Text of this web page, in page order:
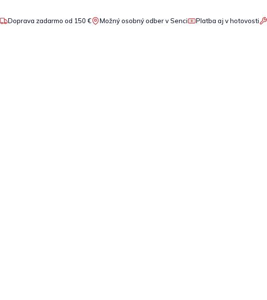
Doprava zadarmo od 150 € Možný osobný odber v Senci Platba aj v hotovosti